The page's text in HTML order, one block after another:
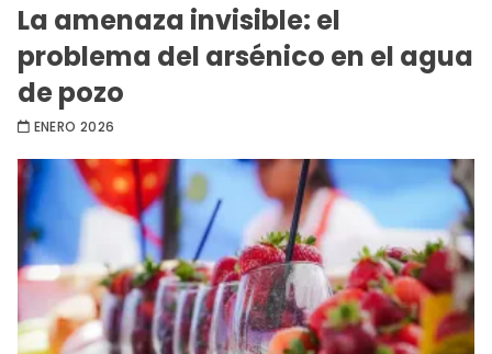
La amenaza invisible: el
problema del arsénico en el agua
de pozo
ENERO 2026